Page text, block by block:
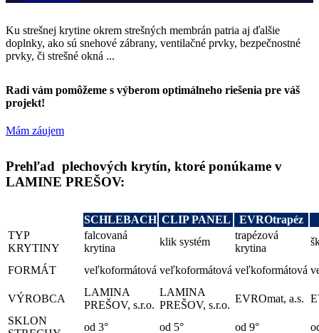
Ku strešnej krytine okrem strešných membrán patria aj ďalšie
doplnky, ako sú snehové zábrany, ventilačné prvky, bezpečnostné
prvky, či strešné okná ...
Radi vám pomôžeme s výberom optimálneho riešenia pre váš
projekt!
Mám záujem
Prehľad plechových krytín, ktoré ponúkame v
LAMINE PREŠOV:
SCHLEBACH CLIP PANEL
EVROtrapéz
TYP
KRYTINY
falcovaná
krytina
klik systém
trapézová
krytina
FORMÁT veľkoformátová veľkoformátová veľkoformátová
VÝROBCA
LAMINA
PREŠOV, s.r.o.
LAMINA
PREŠOV, s.r.o.
EVROmat, a.s.
SKLON
od 3° od 5° od 9°